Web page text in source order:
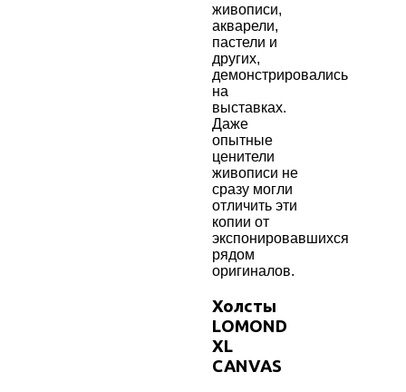
живописи,
акварели,
пастели и
других,
демонстрировались
на
выставках.
Даже
опытные
ценители
живописи не
сразу могли
отличить эти
копии от
экспонировавшихся
рядом
оригиналов.
Холсты
LOMOND
XL
CANVAS